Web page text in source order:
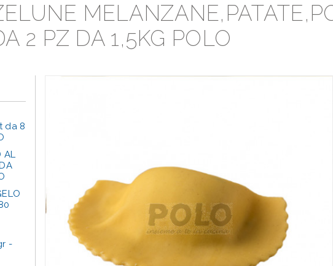
2 PZ DA 1,5KG POLO
da 8
AL
-